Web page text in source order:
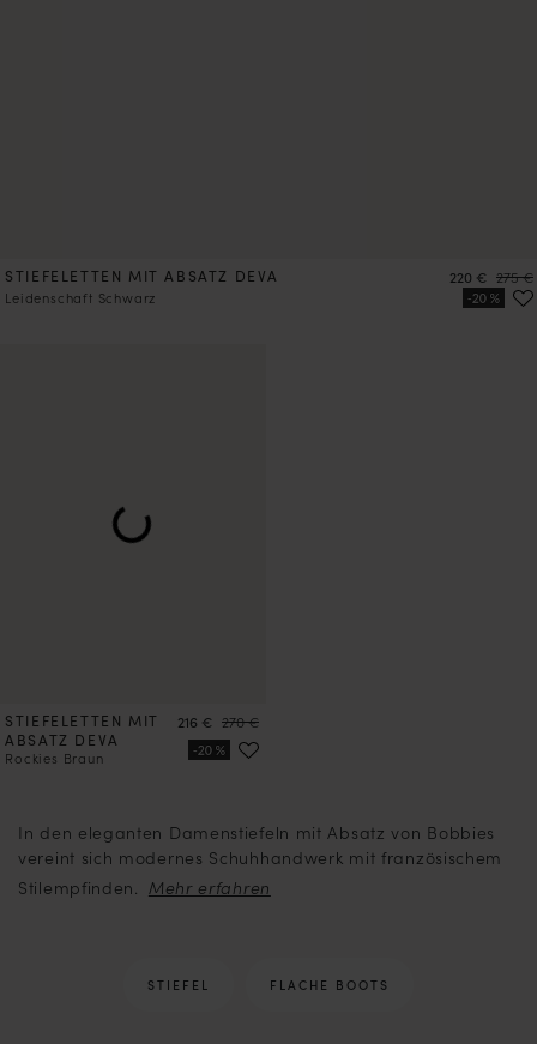
STIEFELETTEN MIT ABSATZ DEVA
Leidenschaft Schwarz
Preis
220 € Preis
275 €
STIEFELETTEN MIT
ABSATZ DEVA
Rockies Braun
Preis
216 € Preis
270 €
In den eleganten Damenstiefeln mit Absatz von Bobbies
vereint sich modernes Schuhhandwerk mit französischem
Stilempfinden.
STIEFEL FLACHE BOOTS